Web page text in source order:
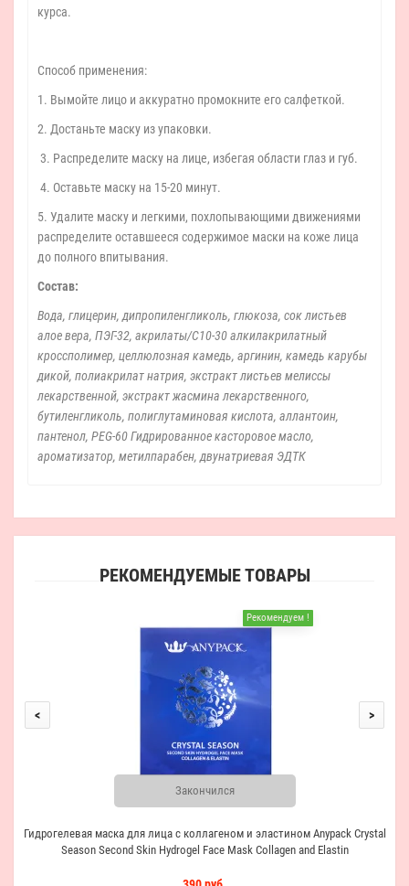
курса.
Способ применения:
1. Вымойте лицо и аккуратно промокните его салфеткой.
2. Достаньте маску из упаковки.
3. Распределите маску на лице, избегая области глаз и губ.
4. Оставьте маску на 15-20 минут.
5. Удалите маску и легкими, похлопывающими движениями
распределите оставшееся содержимое маски на коже лица
до полного впитывания.
Состав:
Вода, глицерин, дипропиленгликоль, глюкоза, сок листьев
алое вера, ПЭГ-32, акрилаты/С10-30 алкилакрилатный
кроссполимер, целлюлозная камедь, аргинин, камедь карубы
дикой, полиакрилат натрия, экстракт листьев мелиссы
лекарственной, экстракт жасмина лекарственного,
бутиленгликоль, полиглутаминовая кислота, аллантоин,
пантенол, PEG-60 Гидрированное касторовое масло,
ароматизатор, метилпарабен, двунатриевая ЭДТК
РЕКОМЕНДУЕМЫЕ ТОВАРЫ
Рекомендуем !
Закончился
Гидрогелевая маска для лица с коллагеном и эластином Anypack Crystal
Season Second Skin Hydrogel Face Mask Collagen and Elastin
< >